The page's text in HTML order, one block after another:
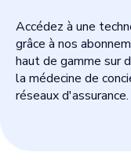
Accédez à une
grâce à nos
haut de gamme sur
la médecine de
réseaux d'assurance.